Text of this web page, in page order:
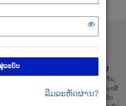
ການຂົນສົ່ງ ຈີນ ລາວ ຈີນ
ບໍລິການຂົນສົ່ງ ຈີນ ລາວ ແລະ ລາວຈີນ,
ຂົນສົ່ງ ໄທ ລາວ ແລະ ລາວ ໄທ, ເຄັຍພາສີ
ແລ່ນຫນັງສື ຊິ້ບປີ້ງ ພ້ອມທັງມີລົດ ຮັບ
ລະບົບ
ລືມລະຫັດຜ່ານ?